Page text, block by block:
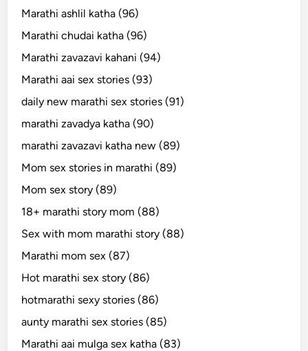
Marathi ashlil katha (96)
Marathi chudai katha (96)
Marathi zavazavi kahani (94)
Marathi aai sex stories (93)
daily new marathi sex stories (91)
marathi zavadya katha (90)
marathi zavazavi katha new (89)
Mom sex stories in marathi (89)
Mom sex story (89)
18+ marathi story mom (88)
Sex with mom marathi story (88)
Marathi mom sex (87)
Hot marathi sex story (86)
hotmarathi sexy stories (86)
aunty marathi sex stories (85)
Marathi aai mulga sex katha (83)